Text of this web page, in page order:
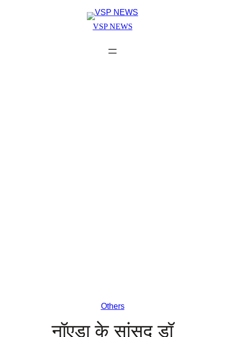
VSP NEWS
Others
नॉएडा के सांसद डॉ